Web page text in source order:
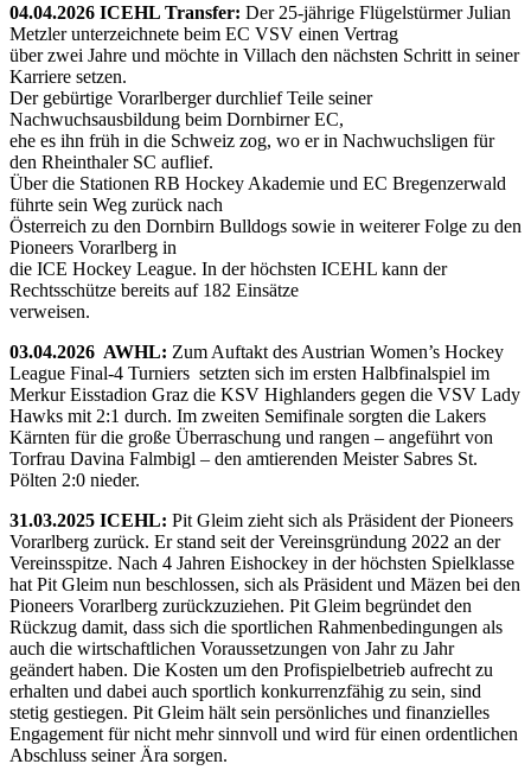
04.04.2026 ICEHL Transfer: Der 25-jährige Flügelstürmer Julian
Metzler unterzeichnete beim EC VSV einen Vertrag
über zwei Jahre und möchte in Villach den nächsten Schritt in seiner
Karriere setzen.
Der gebürtige Vorarlberger durchlief Teile seiner
Nachwuchsausbildung beim Dornbirner EC,
ehe es ihn früh in die Schweiz zog, wo er in Nachwuchsligen für
den Rheinthaler SC auflief.
Über die Stationen RB Hockey Akademie und EC Bregenzerwald
führte sein Weg zurück nach
Österreich zu den Dornbirn Bulldogs sowie in weiterer Folge zu den
Pioneers Vorarlberg in
die ICE Hockey League. In der höchsten ICEHL kann der
Rechtsschütze bereits auf 182 Einsätze
verweisen.
03.04.2026 AWHL: Zum Auftakt des Austrian Women’s Hockey
League Final-4 Turniers setzten sich im ersten Halbfinalspiel im
Merkur Eisstadion Graz die KSV Highlanders gegen die VSV Lady
Hawks mit 2:1 durch. Im zweiten Semifinale sorgten die Lakers
Kärnten für die große Überraschung und rangen – angeführt von
Torfrau Davina Falmbigl – den amtierenden Meister Sabres St.
Pölten 2:0 nieder.
31.03.2025 ICEHL: Pit Gleim zieht sich als Präsident der Pioneers
Vorarlberg zurück. Er stand seit der Vereinsgründung 2022 an der
Vereinsspitze. Nach 4 Jahren Eishockey in der höchsten Spielklasse
hat Pit Gleim nun beschlossen, sich als Präsident und Mäzen bei den
Pioneers Vorarlberg zurückzuziehen. Pit Gleim begründet den
Rückzug damit, dass sich die sportlichen Rahmenbedingungen als
auch die wirtschaftlichen Voraussetzungen von Jahr zu Jahr
geändert haben. Die Kosten um den Profispielbetrieb aufrecht zu
erhalten und dabei auch sportlich konkurrenzfähig zu sein, sind
stetig gestiegen. Pit Gleim hält sein persönliches und finanzielles
Engagement für nicht mehr sinnvoll und wird für einen ordentlichen
Abschluss seiner Ära sorgen.